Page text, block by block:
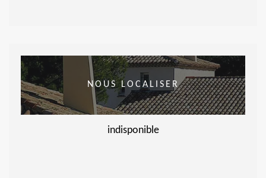
NOUS LOCALISER
indisponible